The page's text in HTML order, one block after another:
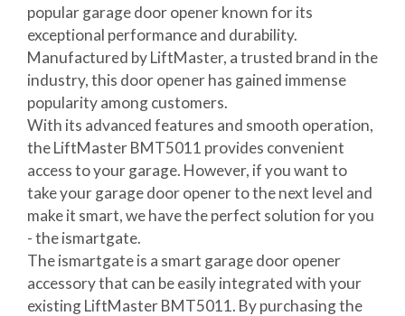
popular garage door opener known for its
exceptional performance and durability.
Manufactured by LiftMaster, a trusted brand in the
industry, this door opener has gained immense
popularity among customers.
With its advanced features and smooth operation,
the LiftMaster BMT5011 provides convenient
access to your garage. However, if you want to
take your garage door opener to the next level and
make it smart, we have the perfect solution for you
- the ismartgate.
The ismartgate is a smart garage door opener
accessory that can be easily integrated with your
existing LiftMaster BMT5011. By purchasing the